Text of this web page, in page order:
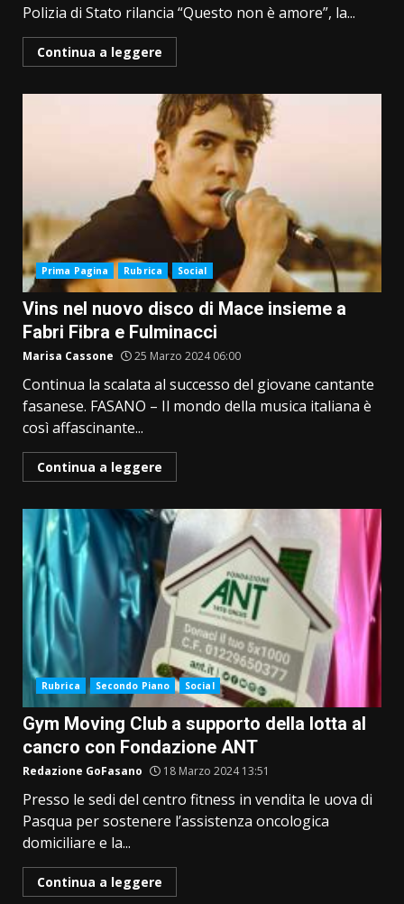
Polizia di Stato rilancia “Questo non è amore”, la...
Continua a leggere
Prima Pagina Rubrica Social
Vins nel nuovo disco di Mace insieme a
Fabri Fibra e Fulminacci
Marisa Cassone 25 Marzo 2024 06:00
Continua la scalata al successo del giovane cantante
fasanese. FASANO – Il mondo della musica italiana è
così affascinante...
Continua a leggere
Rubrica Secondo Piano Social
Gym Moving Club a supporto della lotta al
cancro con Fondazione ANT
Redazione GoFasano 18 Marzo 2024 13:51
Presso le sedi del centro fitness in vendita le uova di
Pasqua per sostenere l’assistenza oncologica
domiciliare e la...
Continua a leggere